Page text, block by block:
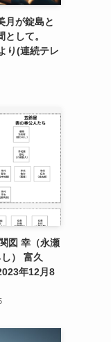
月が錠島と
して。
り(連続テレ
図 幸（永瀬
） 富久
年12月8